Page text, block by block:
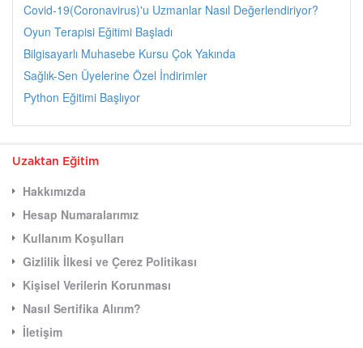
Covid-19(Coronavirus)'u Uzmanlar Nasıl Değerlendiriyor?
Oyun Terapisi Eğitimi Başladı
Bilgisayarlı Muhasebe Kursu Çok Yakında
Sağlık-Sen Üyelerine Özel İndirimler
Python Eğitimi Başlıyor
Uzaktan Eğitim
Hakkımızda
Hesap Numaralarımız
Kullanım Koşulları
Gizlilik İlkesi ve Çerez Politikası
Kişisel Verilerin Korunması
Nasıl Sertifika Alırım?
İletişim